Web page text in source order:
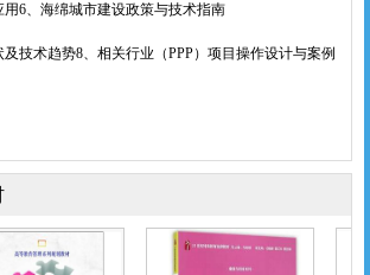
6、海绵城市建设政策与技术指南
技术趋势8、相关行业（PPP）项目操作设计与案例